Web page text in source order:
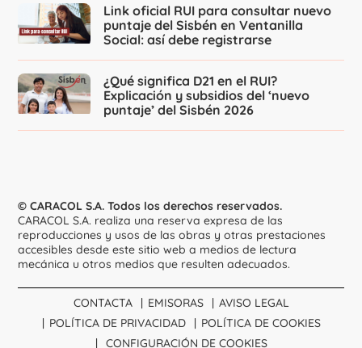
Link oficial RUI para consultar nuevo
puntaje del Sisbén en Ventanilla
Social: así debe registrarse
¿Qué significa D21 en el RUI?
Explicación y subsidios del ‘nuevo
puntaje’ del Sisbén 2026
© CARACOL S.A. Todos los derechos reservados.
CARACOL S.A. realiza una reserva expresa de las
reproducciones y usos de las obras y otras prestaciones
accesibles desde este sitio web a medios de lectura
mecánica u otros medios que resulten adecuados.
CONTACTA EMISORAS
AVISO LEGAL
POLÍTICA DE PRIVACIDAD
POLÍTICA DE COOKIES
CONFIGURACIÓN DE COOKIES